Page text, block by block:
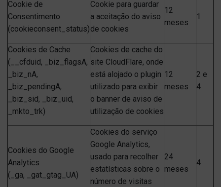
Cookie de
Consentimento
(cookieconsent_status)
Cookie para guardar
a aceitação do aviso
de cookies
12
meses
1
Cookies de Cache
(__cfduid, _biz_flagsA,
_biz_nA,
_biz_pendingA,
_biz_sid, _biz_uid,
_mkto_trk)
Cookies de cache do
site CloudFlare, onde
está alojado o plugin
utilizado para exibir
o banner de aviso de
utilização de cookies
12
meses
2 e
4
Cookies do Google
Analytics
(_ga, _gat_gtag_UA)
Cookies do serviço
Google Analytics,
usado para recolher
estatísticas sobre o
número de visitas
24
meses
4